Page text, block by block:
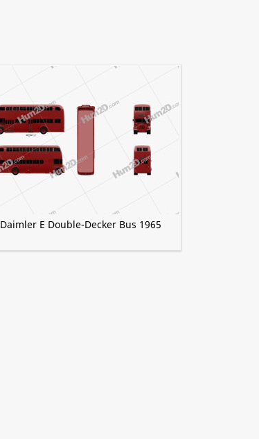
Daimler E Double-Decker Bus 1965